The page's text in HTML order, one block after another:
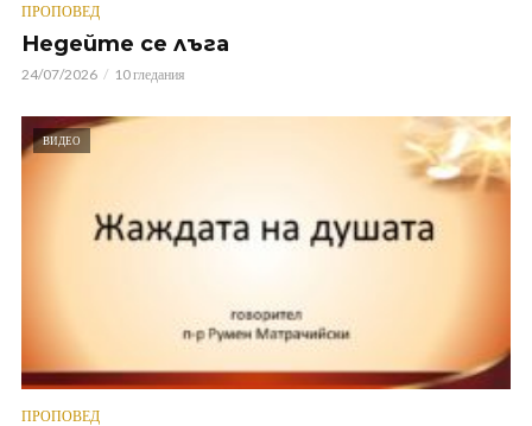
ПРОПОВЕД
Недейте се лъга
24/07/2026 10 гледания
ВИДЕО
ПРОПОВЕД